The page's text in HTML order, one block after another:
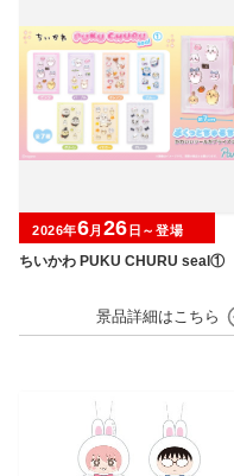
ちいかわ PUKU CHURU seal①
2026年6月 26 日～登場